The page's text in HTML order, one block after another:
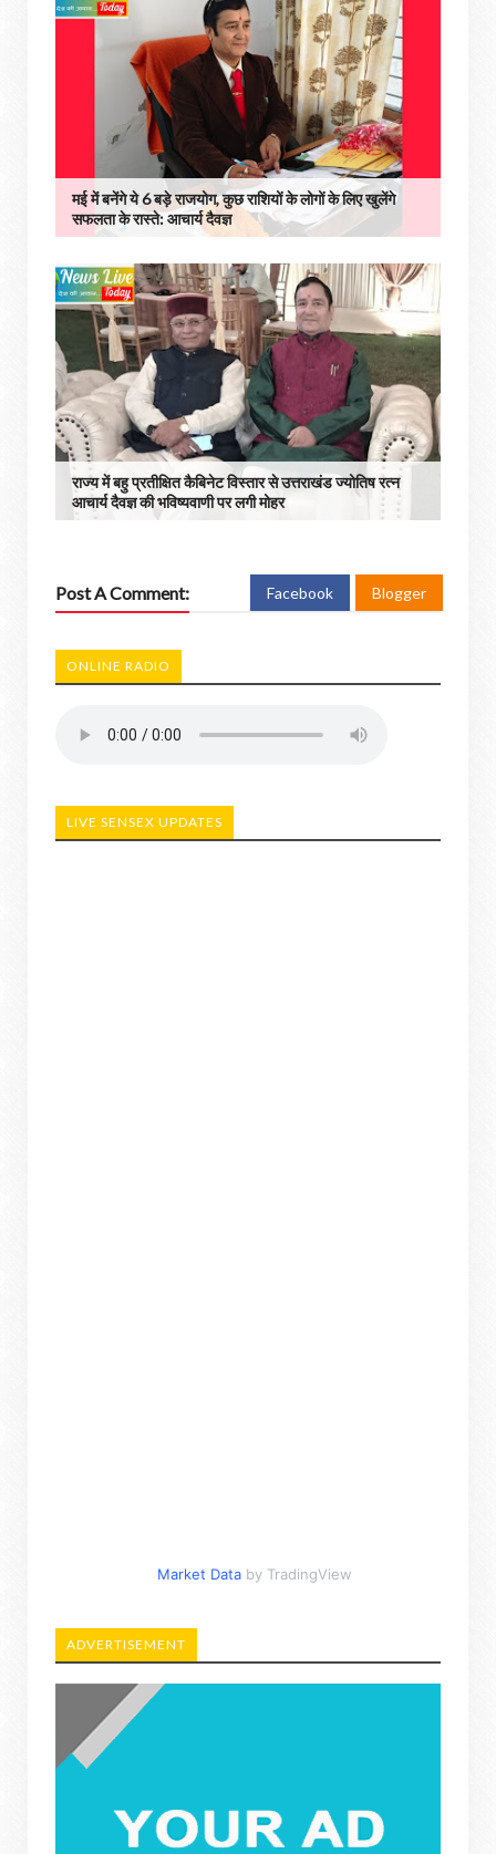
मई में बनेंगे ये 6 बड़े राजयोग, कुछ राशियों के लोगों के लिए खुलेंगे
सफलता के रास्ते: आचार्य दैवज्ञ
राज्य में बहु प्रतीक्षित कैबिनेट विस्तार से उत्तराखंड ज्योतिष रत्न
आचार्य दैवज्ञ की भविष्यवाणी पर लगी मोहर
Post A Comment: Facebook Blogger
ONLINE RADIO
LIVE SENSEX UPDATES
Market Data by TradingView
ADVERTISEMENT